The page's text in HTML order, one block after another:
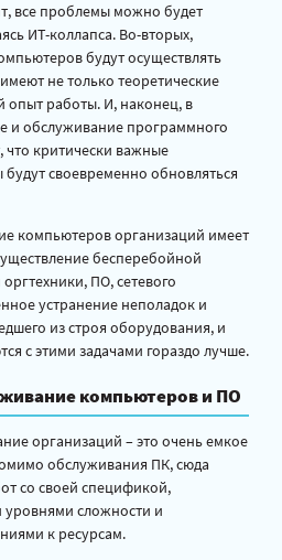
все проблемы можно будет
ИТ-коллапса. Во-вторых,
будут осуществлять
не только теоретические
опыт работы. И, наконец, в
и обслуживание программного
что критически важные
своевременно обновляться
компьютеров организаций имеет
бесперебойной
ПО, сетевого
устранение неполадок и
из строя оборудования, и
с этими задачами гораздо лучше.
компьютеров и ПО
организаций – это очень емкое
обслуживания ПК, сюда
со своей спецификой,
сложности и
к ресурсам.